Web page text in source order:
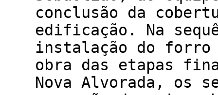
conclusão da
edificação. Na
instalação do forro
obra das etapas
Nova Alvorada, os